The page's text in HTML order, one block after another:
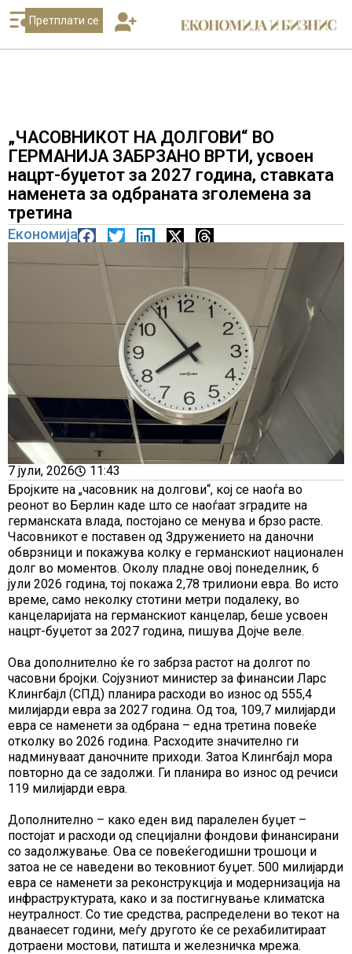
Претплати се
„ЧАСОВНИКОТ НА ДОЛГОВИ“ ВО
ГЕРМАНИЈА ЗАБРЗАНО ВРТИ, усвоен
нацрт-буџетот за 2027 година, ставката
наменета за одбраната зголемена за
третина
Економија
7 јули, 2026
11:43
Бројките на „часовник на долгови“, кој се наоѓа во
реонот во Берлин каде што се наоѓаат зградите на
германската влада, постојано се менува и брзо расте.
Часовникот е поставен од Здружението на даночни
обврзници и покажува колку е германскиот национален
долг во моментов. Околу пладне овој понеделник, 6
јули 2026 година, тој покажа 2,78 трилиони евра. Во исто
време, само неколку стотини метри подалеку, во
канцеларијата на германскиот канцелар, беше усвоен
нацрт-буџетот за 2027 година, пишува Дојче веле.
Ова дополнително ќе го забрза растот на долгот по
часовни бројки. Сојузниот министер за финансии Ларс
Клингбајл (СПД) планира расходи во износ од 555,4
милијарди евра за 2027 година. Од тоа, 109,7 милијарди
евра се наменети за одбрана – една третина повеќе
отколку во 2026 година. Расходите значително ги
надминуваат даночните приходи. Затоа Клингбајл мора
повторно да се задолжи. Ги планира во износ од речиси
119 милијарди евра.
Дополнително – како еден вид паралелен буџет –
постојат и расходи од специјални фондови финансирани
со задолжување. Ова се повеќегодишни трошоци и
затоа не се наведени во тековниот буџет. 500 милијарди
евра се наменети за реконструкција и модернизација на
инфраструктурата, како и за постигнување климатска
неутралност. Со тие средства, распределени во текот на
дванаесет години, меѓу другото ќе се рехабилитираат
дотраени мостови, патишта и железничка мрежа.